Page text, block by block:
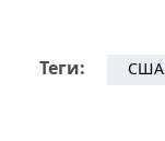
Теги: США